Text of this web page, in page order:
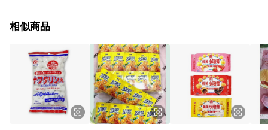
錄，相關問題請於保留時間內聯絡客服中心，並由康達盛通生活
提供簡單、快速、輕鬆的購物流程及體驗，將不定期推出精選、
話題性或期間限定商品來滿足您的喜好。
相似商品